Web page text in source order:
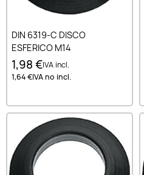
DIN 6319-C DISCO
ESFERICO M14
1,98 €IVA incl.
1,64 €IVA no incl.